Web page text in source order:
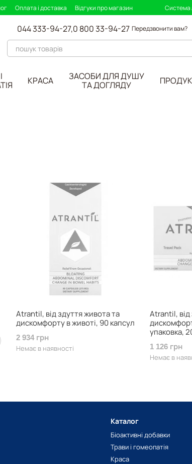
Оплата і доставка Відгуки про магазин Система
044 333-94-27,0 800 33-94-27 Передзвонити вам?
КРАСА
ЗАСОБИ ДЛЯ ДУШУ
ТА ДОГЛЯДУ
Atrantil, від здуття живота та
дискомфорту в животі, 90 капсул
2 934 грн
Немає в наявності
Atrantil, від
упаковка,
1 126 грн
Немає в
Каталог
Біоактивні добавки
Трави і гомеопатія
Краса